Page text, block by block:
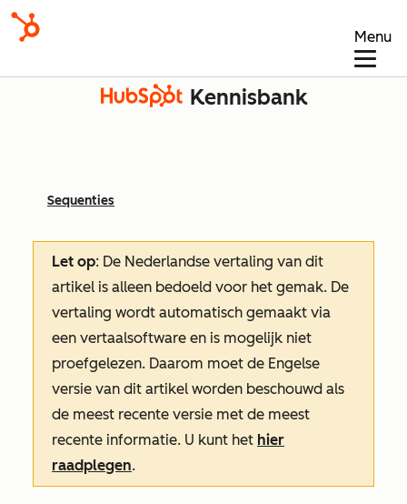
Menu
Kennisbank
Sequenties
Let op: De Nederlandse vertaling van dit
artikel is alleen bedoeld voor het gemak. De
vertaling wordt automatisch gemaakt via
een vertaalsoftware en is mogelijk niet
proefgelezen. Daarom moet de Engelse
versie van dit artikel worden beschouwd als
de meest recente versie met de meest
recente informatie. U kunt het hier
raadplegen.